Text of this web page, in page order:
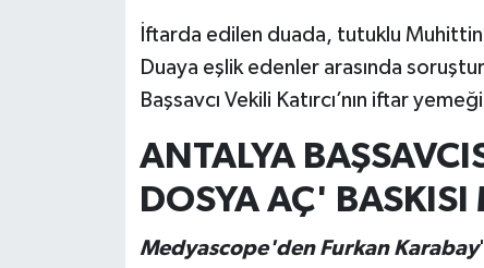
İftarda edilen duada, tutuklu
Duaya eşlik edenler arasında
Başsavcı Vekili Katırcı’nın iftar
ANTALYA
DOSYA AÇ' BASKISI
Medyascope'den Furkan Karabay